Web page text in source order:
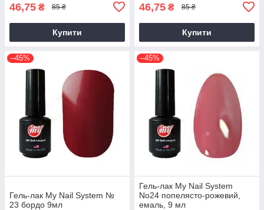
46,75 ₴ 85 ₴
Купити
46,75 ₴ 85 ₴
Купити
–45%
Гель-лак My Nail System №
23 бордо 9мл
–45%
Гель-лак My Nail System
No24 попелясто-рожевий,
емаль, 9 мл